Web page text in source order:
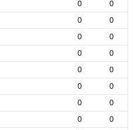
0
0
0
0
0
0
0
0
0
0
0
0
0
0
0
0